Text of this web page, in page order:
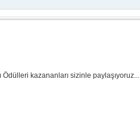
kazananları sizinle paylaşıyoruz...